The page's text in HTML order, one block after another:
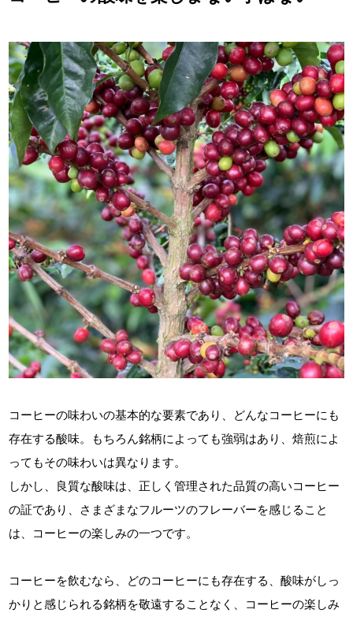
コーヒーの味わいの基本的な要素であり、どんなコーヒーにも
存在する酸味。もちろん銘柄によっても強弱はあり、焙煎によ
ってもその味わいは異なります。
しかし、良質な酸味は、正しく管理された品質の高いコーヒー
の証であり、さまざまなフルーツのフレーバーを感じること
は、コーヒーの楽しみの一つです。
コーヒーを飲むなら、どのコーヒーにも存在する、酸味がしっ
かりと感じられる銘柄を敬遠することなく、コーヒーの楽しみ